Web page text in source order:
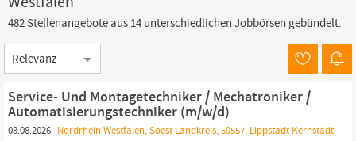
482 Stellenangebote aus 14 unterschiedlichen Jobbörsen gebündelt.
Sortierung
Service- Und Montagetechniker / Mechatroniker /
Automatisierungstechniker (m⁠/⁠w⁠/⁠d)
03.08.2026 Nordrhein Westfalen, Soest Landkreis, 59557, Lippstadt Kernstadt